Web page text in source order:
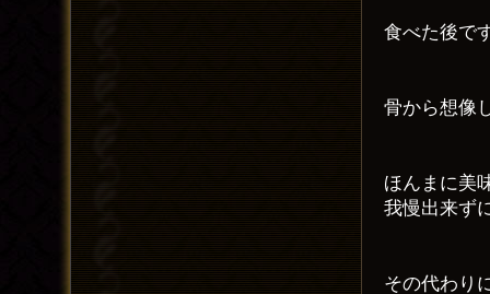
食べた後で
骨から想像
ほんまに美
我慢出来ず
その代わり